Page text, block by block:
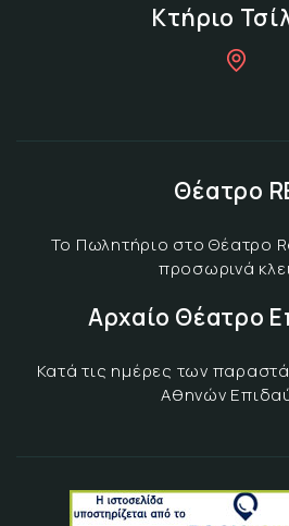
Κτήριο
Θέατρο
Το Πωλητήριο στο Θέατρο
προσωρινά
Αρχαίο Θέατρο
Κατά τις ημέρες των
Αθηνών